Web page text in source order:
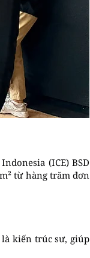
(ICE) BSD
từ hàng trăm đơn
kiến trúc sư, giúp